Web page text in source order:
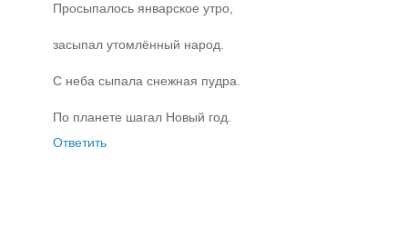
Просыпалось январское утро,
засыпал утомлённый народ.
С неба сыпала снежная пудра.
По планете шагал Новый год.
Ответить